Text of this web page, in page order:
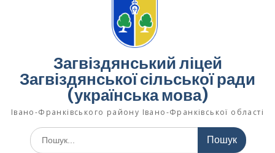
Загвіздянський ліцей
Загвіздянської сільської ради
(українська мова)
Івано-Франківського району Івано-Франківської області
Шукати: